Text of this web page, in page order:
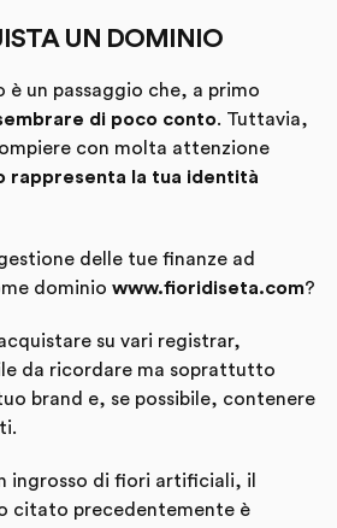
UN DOMINIO
è un passaggio che, a primo
di poco conto. Tuttavia,
con molta attenzione
rappresenta la tua identità
delle tue finanze ad
dominio www.fioridiseta.com?
su vari registrar,
da ricordare ma soprattutto
brand e, se possibile, contenere
ingrosso di fiori artificiali, il
citato precedentemente è